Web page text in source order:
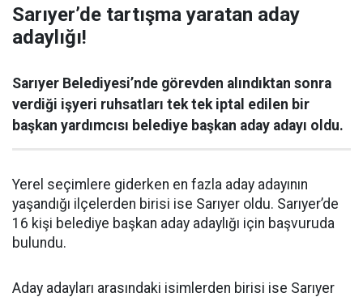
Sarıyer’de tartışma yaratan aday
adaylığı!
Sarıyer Belediyesi’nde görevden alındıktan sonra
verdiği işyeri ruhsatları tek tek iptal edilen bir
başkan yardımcısı belediye başkan aday adayı oldu.
Yerel seçimlere giderken en fazla aday adayının
yaşandığı ilçelerden birisi ise Sarıyer oldu. Sarıyer’de
16 kişi belediye başkan aday adaylığı için başvuruda
bulundu.
Aday adayları arasındaki isimlerden birisi ise Sarıyer